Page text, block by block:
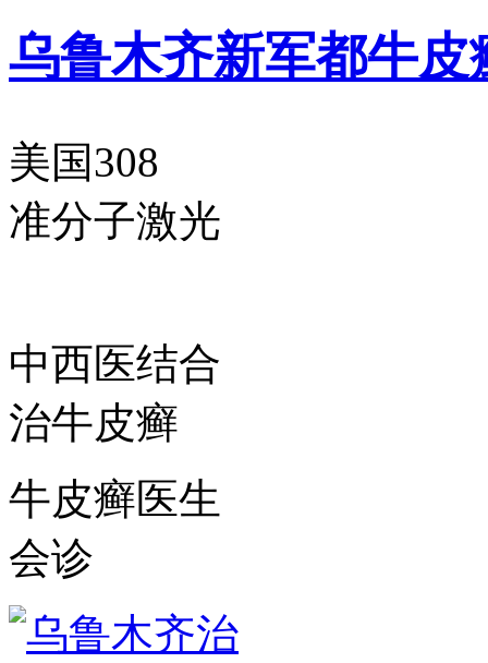
乌鲁木齐新军都牛皮
美国308
准分子激光
中西医结合
治牛皮癣
牛皮癣医生
会诊